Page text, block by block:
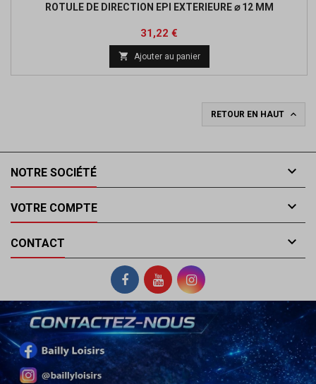
ROTULE DE DIRECTION EPI EXTERIEURE ⌀ 12 MM
Prix
31,22 €
 Ajouter au panier
RETOUR EN HAUT 
NOTRE SOCIÉTÉ 
VOTRE COMPTE 
CONTACT 